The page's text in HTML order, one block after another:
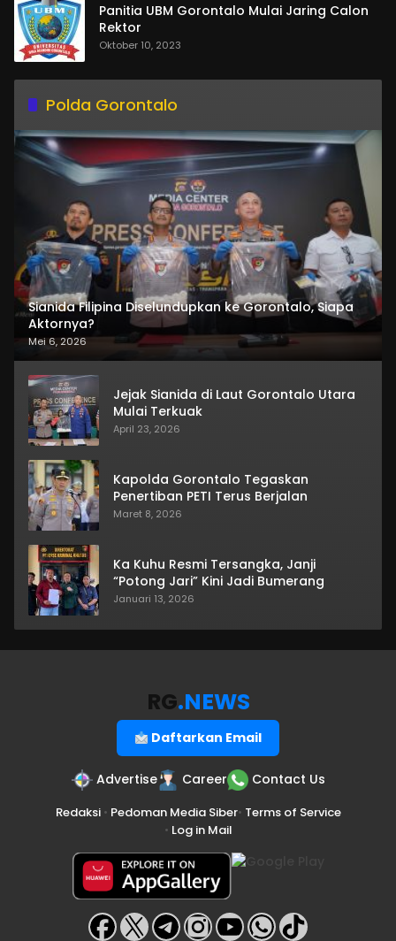
Panitia UBM Gorontalo Mulai Jaring Calon
Rektor
Oktober 10, 2023
Polda Gorontalo
Sianida Filipina Diselundupkan ke Gorontalo, Siapa
Aktornya?
Mei 6, 2026
Jejak Sianida di Laut Gorontalo Utara
Mulai Terkuak
April 23, 2026
Kapolda Gorontalo Tegaskan
Penertiban PETI Terus Berjalan
Maret 8, 2026
Ka Kuhu Resmi Tersangka, Janji
“Potong Jari” Kini Jadi Bumerang
Januari 13, 2026
RG.NEWS
Daftarkan Email
Advertise Career Contact Us
Redaksi• Pedoman Media Siber• Terms of Service
• Log in Mail